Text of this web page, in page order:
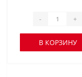
- +
В КОРЗИНУ